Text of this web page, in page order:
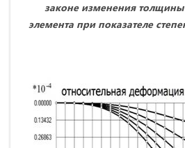
законе изменения толщины
элемента при показателе